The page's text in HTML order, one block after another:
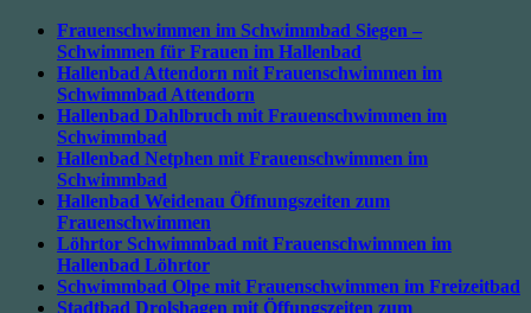
Frauenschwimmen im Schwimmbad Siegen –
Schwimmen für Frauen im Hallenbad
Hallenbad Attendorn mit Frauenschwimmen im
Schwimmbad Attendorn
Hallenbad Dahlbruch mit Frauenschwimmen im
Schwimmbad
Hallenbad Netphen mit Frauenschwimmen im
Schwimmbad
Hallenbad Weidenau Öffnungszeiten zum
Frauenschwimmen
Löhrtor Schwimmbad mit Frauenschwimmen im
Hallenbad Löhrtor
Schwimmbad Olpe mit Frauenschwimmen im Freizeitbad
Stadtbad Drolshagen mit Öffungszeiten zum